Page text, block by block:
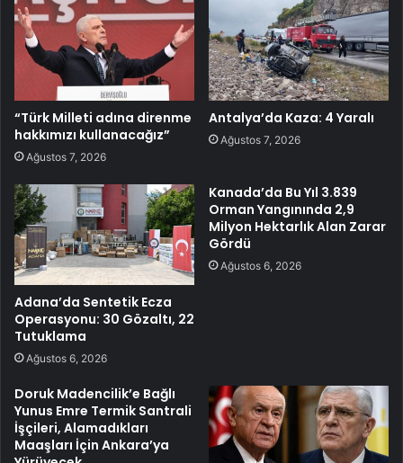
“Türk Milleti adına direnme
hakkımızı kullanacağız”
Ağustos 7, 2026
Antalya’da Kaza: 4 Yaralı
Ağustos 7, 2026
Adana’da Sentetik Ecza
Operasyonu: 30 Gözaltı, 22
Tutuklama
Ağustos 6, 2026
Kanada’da Bu Yıl 3.839
Orman Yangınında 2,9
Milyon Hektarlık Alan Zarar
Gördü
Ağustos 6, 2026
Doruk Madencilik’e Bağlı
Yunus Emre Termik Santrali
İşçileri, Alamadıkları
Maaşları İçin Ankara’ya